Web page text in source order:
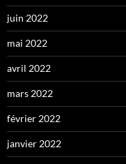
juin 2022
mai 2022
avril 2022
mars 2022
février 2022
janvier 2022